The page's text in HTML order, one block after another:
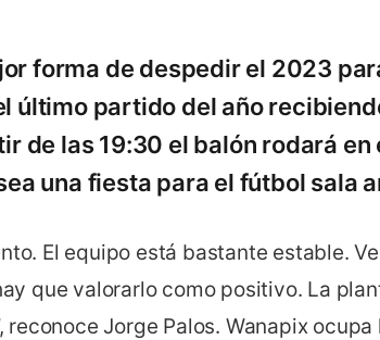
forma de despedir el 2023
último partido del año
de las 19:30 el balón rodará en
una fiesta para el fútbol sala
El equipo está bastante estable.
que valorarlo como positivo. La
Jorge Palos. Wanapix ocupa